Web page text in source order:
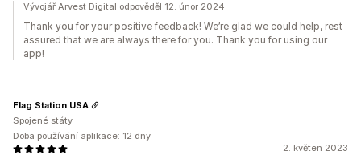
Vývojář Arvest Digital odpověděl 12. únor 2024
Thank you for your positive feedback! We’re glad we could help, rest
assured that we are always there for you. Thank you for using our
app!
2. květen 2023
Flag Station USA
Spojené státy
Doba používání aplikace: 12 dny